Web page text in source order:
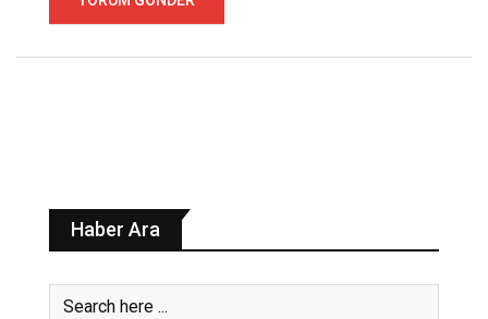
Haber Ara